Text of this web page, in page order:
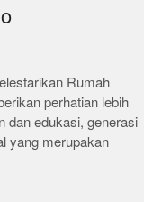
Rumah
perhatian lebih
dan edukasi, generasi
yang merupakan